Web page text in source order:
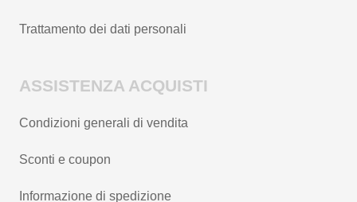
Trattamento dei dati personali
ASSISTENZA ACQUISTI
Condizioni generali di vendita
Sconti e coupon
Informazione di spedizione